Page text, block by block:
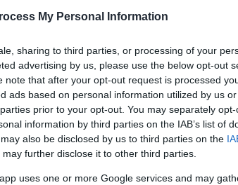
My Personal Information
sharing to third parties, or processing of your
advertising by us, please use the below opt-out
note that after your opt-out request is processed
ads based on personal information utilized by us
prior to your opt-out. You may separately
information by third parties on the IAB’s list of
also be disclosed by us to third parties on the
may further disclose it to other third parties.
uses one or more Google services and may
en TT-text om krympande
för 50 år sedan 4,1 miljoner